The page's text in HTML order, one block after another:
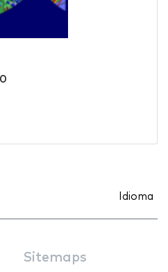
Idioma
Sitemaps